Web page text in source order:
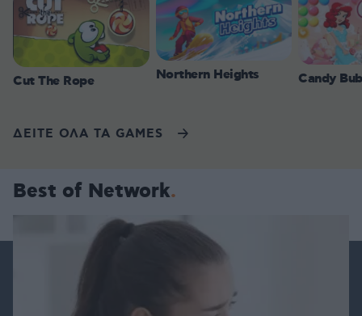
Cut The Rope Northern Heights Candy
ΔΕΙΤΕ ΟΛΑ ΤΑ GAMES
Best of Network